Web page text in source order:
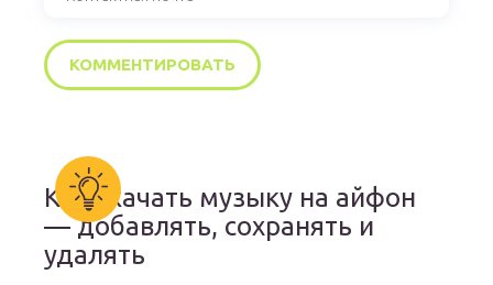
Как скачать музыку на айфон
— добавлять, сохранять и
удалять